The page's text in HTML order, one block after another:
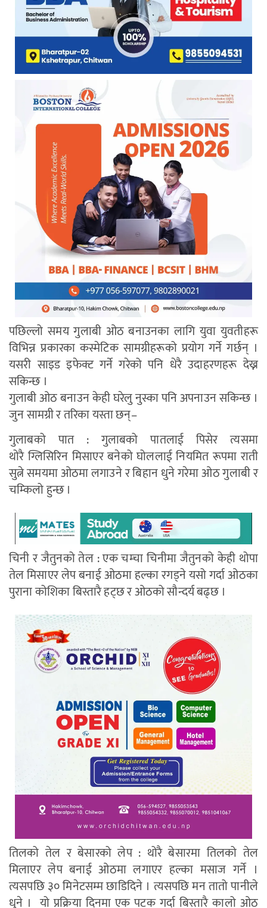
पछिल्लो समय गुलाबी ओठ बनाउनका लागि युवा युवतीहरू
विभिन्न प्रकारका कस्मेटिक सामग्रीहरूको प्रयोग गर्ने गर्छन् ।
यसरी साइडइफेक्टगर्ने गरेको पनि धेरै उदाहरणहरू देख्न
सकिन्छ ।
गुलाबी ओठ बनाउन केही घरेलुनुस्कापनि अपनाउन सकिन्छ ।
जुन सामग्री र तरिका यस्ता छन्–
गुलाबको पात : गुलाबको पातलाई पिसेर त्यसमा
थोरैग्लिसिरिनमिसाएर बनेको घोललाई नियमित रूपमा राती
सुत्ने समयमा ओठमा लगाउने र बिहान धुने गरेमा ओठ गुलाबी र
चम्किलो हुन्छ ।
चिनी र जैतुनको तेल : एक चम्चा चिनीमा जैतुनको केही थोपा
तेल मिसाएर लेप बनाई ओठमा हल्का रगड्ने यसो गर्दा ओठका
पुराना कोशिका बिस्तारै हट्छ र ओठको सौन्दर्य बढ्छ ।
तिलको तेल र बेसारको लेप : थोरै बेसारमा तिलको तेल
मिलाएर लेप बनाई ओठमा लगाएर हल्का मसाज गर्ने ।
त्यसपछि ३० मिनेटसम्म छाडिदिने । त्यसपछि मन तातो पानीले
धुने । यो प्रक्रिया दिनमा एक पटक गर्दा बिस्तारै कालो ओठ